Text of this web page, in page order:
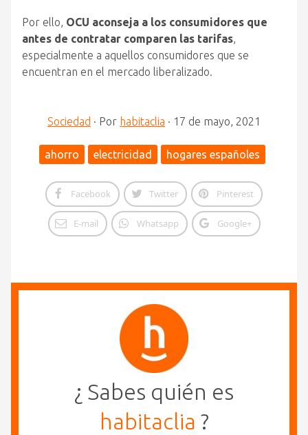
Por ello, OCU aconseja a los consumidores que
antes de contratar comparen las tarifas,
especialmente a aquellos consumidores que se
encuentran en el mercado liberalizado.
Sociedad · Por habitaclia · 17 de mayo, 2021
ahorro electricidad hogares españoles
Facebook Twitter Pinterest
E-mail Whatsapp Google+
¿ Sabes quién es
habitaclia ?